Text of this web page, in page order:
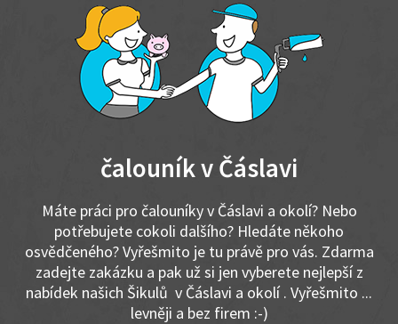
čalouník v Čáslavi
Máte práci pro čalouníky v Čáslavi a okolí? Nebo
potřebujete cokoli dalšího? Hledáte někoho
osvědčeného? Vyřešmito je tu právě pro vás. Zdarma
zadejte zakázku a pak už si jen vyberete nejlepší z
nabídek našich Šikulů v Čáslavi a okolí . Vyřešmito ...
levněji a bez firem :-)